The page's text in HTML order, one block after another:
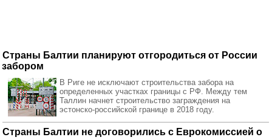
Страны Балтии планируют отгородиться от России
забором
В Риге не исключают строительства забора на
определенных участках границы с РФ. Между тем
Таллин начнет строительство заграждения на
эстонско-российской границе в 2018 году.
Страны Балтии не договорились с Еврокомиссией о